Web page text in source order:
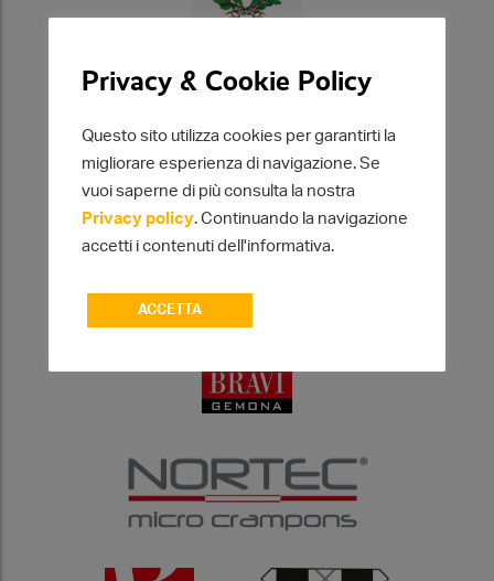
Sponsor e collaborazioni
Privacy & Cookie Policy
Questo sito utilizza cookies per garantirti la
migliorare esperienza di navigazione. Se
vuoi saperne di più consulta la nostra
Privacy policy. Continuando la navigazione
accetti i contenuti dell'informativa.
ACCETTA